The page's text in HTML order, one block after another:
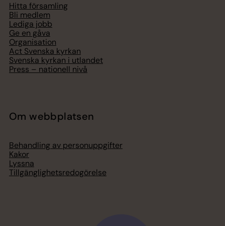
Hitta församling
Bli medlem
Lediga jobb
Ge en gåva
Organisation
Act Svenska kyrkan
Svenska kyrkan i utlandet
Press – nationell nivå
Om webbplatsen
Behandling av personuppgifter
Kakor
Lyssna
Tillgänglighetsredogörelse